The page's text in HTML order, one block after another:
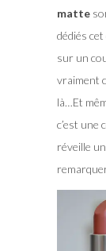
matte
dédiés cet
sur un
vraiment
là…Et
c’est une
réveille